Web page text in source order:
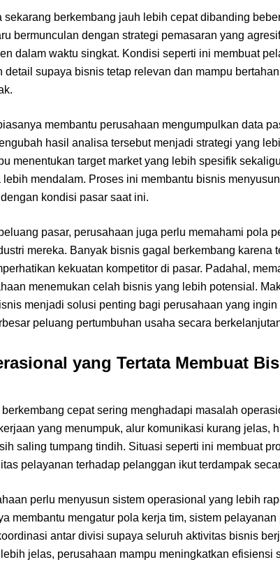
sekarang berkembang jauh lebih cepat dibanding
bermunculan dengan strategi pemasaran yang
dalam waktu singkat. Kondisi seperti ini membuat
detail supaya bisnis tetap relevan dan mampu
membantu perusahaan mengumpulkan data
hasil analisa tersebut menjadi strategi yang
menentukan target market yang lebih spesifik
mendalam. Proses ini membantu bisnis
kondisi pasar saat ini.
pasar, perusahaan juga perlu memahami pola
mereka. Banyak bisnis gagal berkembang karena
kekuatan kompetitor di pasar. Padahal,
menemukan celah bisnis yang lebih potensial.
menjadi solusi penting bagi perusahaan yang
peluang pertumbuhan usaha secara
yang Tertata Membuat
cepat sering menghadapi masalah
yang menumpuk, alur komunikasi kurang jelas,
saling tumpang tindih. Situasi seperti ini membuat
pelayanan terhadap pelanggan ikut terdampak
perlu menyusun sistem operasional yang lebih
membantu mengatur pola kerja tim, sistem
antar divisi supaya seluruh aktivitas bisnis
jelas, perusahaan mampu meningkatkan efisiensi